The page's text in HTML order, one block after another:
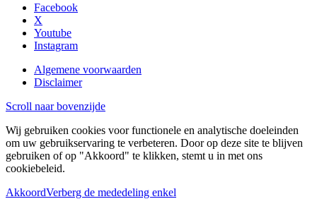
Facebook
X
Youtube
Instagram
Algemene voorwaarden
Disclaimer
Scroll naar bovenzijde
Wij gebruiken cookies voor functionele en analytische doeleinden
om uw gebruikservaring te verbeteren. Door op deze site te blijven
gebruiken of op "Akkoord" te klikken, stemt u in met ons
cookiebeleid.
AkkoordVerberg de mededeling enkel